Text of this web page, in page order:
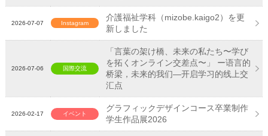
2026-07-07 Instagram
介護福祉学科（mizobe.kaigo2）を更
新しました
2026-07-06 国際交流
「言葉の架け橋、未来の私たち〜学び
を拓くオンライン交差点〜」 ー语言的
桥梁，未来的我们—开启学习的线上交
汇点
2026-02-17 イベント
グラフィックデザインコース卒業制作
学生作品展2026